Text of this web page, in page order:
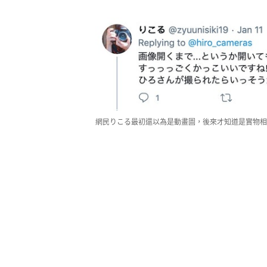
網民りこる最初還以為是動畫圖，後來才知道是實物